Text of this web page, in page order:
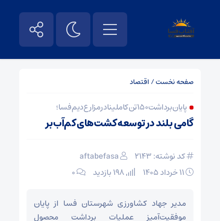
صفحه نخست/ اقتصاد
پایان برداشت ۱۵۰ تن کاملینا در مزارع دیم فسا؛
گامی بلند در توسعه کشت‌های کم‌آب‌بر
کد نوشته: 2143
aftabefasa
۰
مدیر جهاد کشاورزی شهرستان فسا از پایان
موفقیت‌آمیز عملیات برداشت محصول